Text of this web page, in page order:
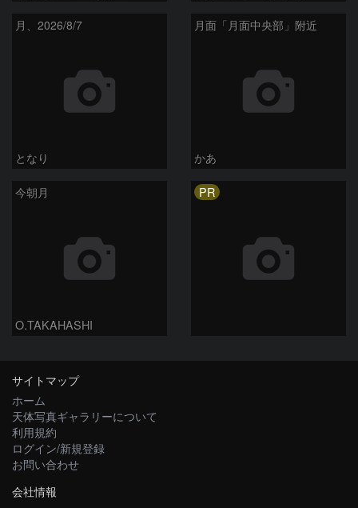
月、2026/8/7
となり
月面「月面中央部」附近
かあ
今朝月
O.TAKAHASHI
PR
サイトマップ
ホーム
天体写真ギャラリーについて
利用規約
ログイン/新規登録
お問い合わせ
会社情報